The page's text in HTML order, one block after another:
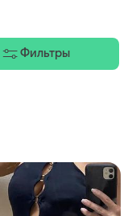
Фильтры